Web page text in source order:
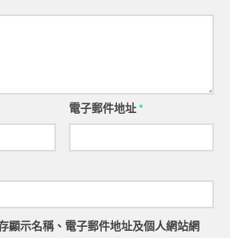
電子郵件地址*
顯示名稱、電子郵件地址及個人網站網